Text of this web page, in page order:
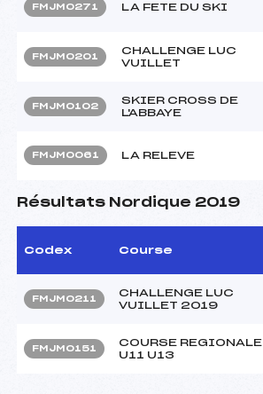
FMJM0271 LA FETE DU SKI
FMJM0201
CHALLENGE LUC
VUILLET
FMJM0102
SKIER CROSS DE
L'ABBAYE
FMJM0061 LA RELEVE
Résultats Nordique 2019
Codex Course
FMJM0211
CHALLENGE LUC
VUILLET 2019
FMJM0151
COURSE REGIONALE
U11 U13